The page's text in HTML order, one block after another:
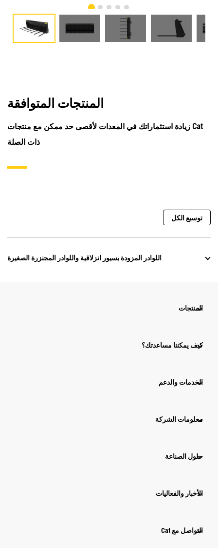
المنتجات المتوافقة
زيادة استثماراتك في المعدات لأقصى حد ممكن مع منتجات Cat
ذات الصلة
توسيع الكل
اللوادر المزودة بسيور انزلاقية واللوادر المجنزرة الصغيرة
المنتجات
كيف يمكننا مساعدتك؟
الخدمات والدعم
معلومات الشركة
حلول الصناعة
الأخبار والفعاليات
التواصل مع Cat